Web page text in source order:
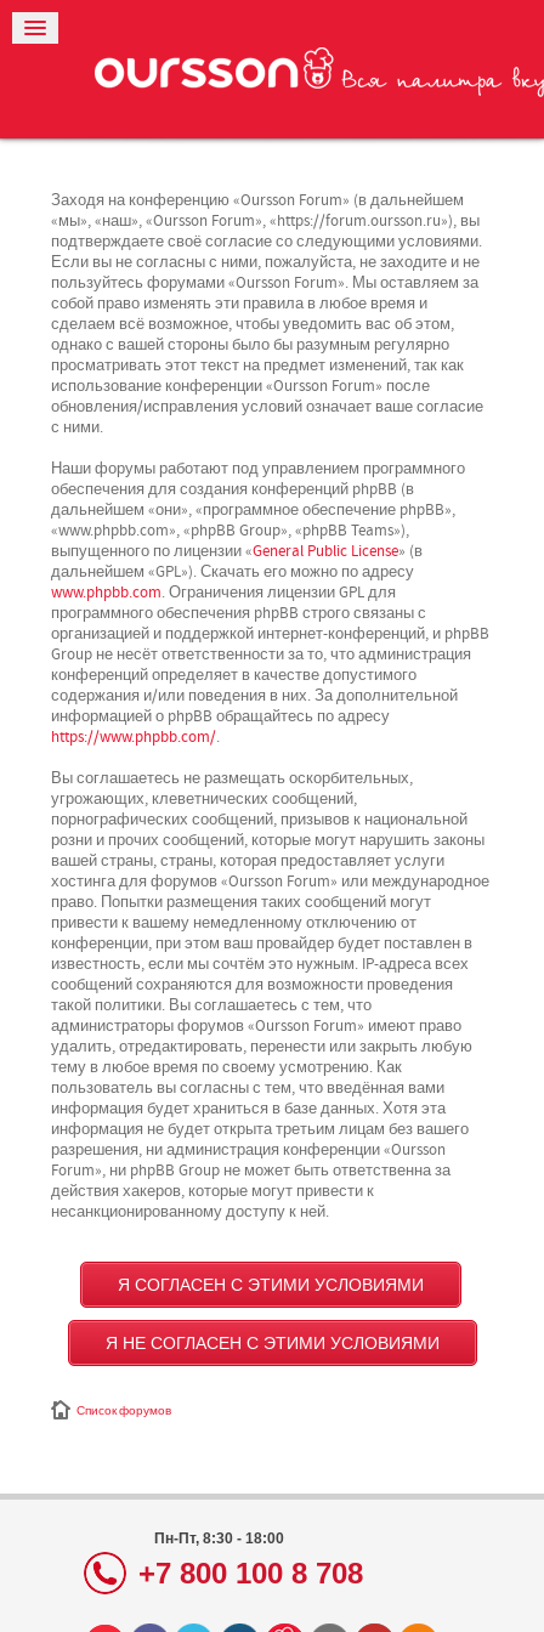
Заходя на конференцию «Oursson Forum» (в дальнейшем
«мы», «наш», «Oursson Forum», «https://forum.oursson.ru»), вы
подтверждаете своё согласие со следующими условиями.
Если вы не согласны с ними, пожалуйста, не заходите и не
пользуйтесь форумами «Oursson Forum». Мы оставляем за
собой право изменять эти правила в любое время и
сделаем всё возможное, чтобы уведомить вас об этом,
однако с вашей стороны было бы разумным регулярно
просматривать этот текст на предмет изменений, так как
использование конференции «Oursson Forum» после
обновления/исправления условий означает ваше согласие
с ними.
Наши форумы работают под управлением программного
обеспечения для создания конференций phpBB (в
дальнейшем «они», «программное обеспечение phpBB»,
«www.phpbb.com», «phpBB Group», «phpBB Teams»),
выпущенного по лицензии «General Public License» (в
дальнейшем «GPL»). Скачать его можно по адресу
www.phpbb.com. Ограничения лицензии GPL для
программного обеспечения phpBB строго связаны с
организацией и поддержкой интернет-конференций, и phpBB
Group не несёт ответственности за то, что администрация
конференций определяет в качестве допустимого
содержания и/или поведения в них. За дополнительной
информацией о phpBB обращайтесь по адресу
https://www.phpbb.com/.
Вы соглашаетесь не размещать оскорбительных,
угрожающих, клеветнических сообщений,
порнографических сообщений, призывов к национальной
розни и прочих сообщений, которые могут нарушить законы
вашей страны, страны, которая предоставляет услуги
хостинга для форумов «Oursson Forum» или международное
право. Попытки размещения таких сообщений могут
привести к вашему немедленному отключению от
конференции, при этом ваш провайдер будет поставлен в
известность, если мы сочтём это нужным. IP-адреса всех
сообщений сохраняются для возможности проведения
такой политики. Вы соглашаетесь с тем, что
администраторы форумов «Oursson Forum» имеют право
удалить, отредактировать, перенести или закрыть любую
тему в любое время по своему усмотрению. Как
пользователь вы согласны с тем, что введённая вами
информация будет храниться в базе данных. Хотя эта
информация не будет открыта третьим лицам без вашего
разрешения, ни администрация конференции «Oursson
Forum», ни phpBB Group не может быть ответственна за
действия хакеров, которые могут привести к
несанкционированному доступу к ней.
Список форумов
Пн-Пт, 8:30 - 18:00
+7 800 100 8 708